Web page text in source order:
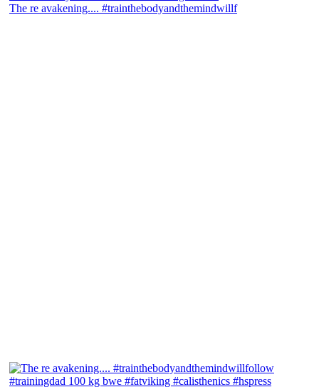
The re avakening.... #trainthebodyandthemindwillf